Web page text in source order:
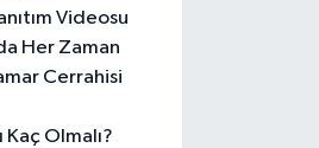
Videosu
Her Zaman
Cerrahisi
Kaç Olmalı?